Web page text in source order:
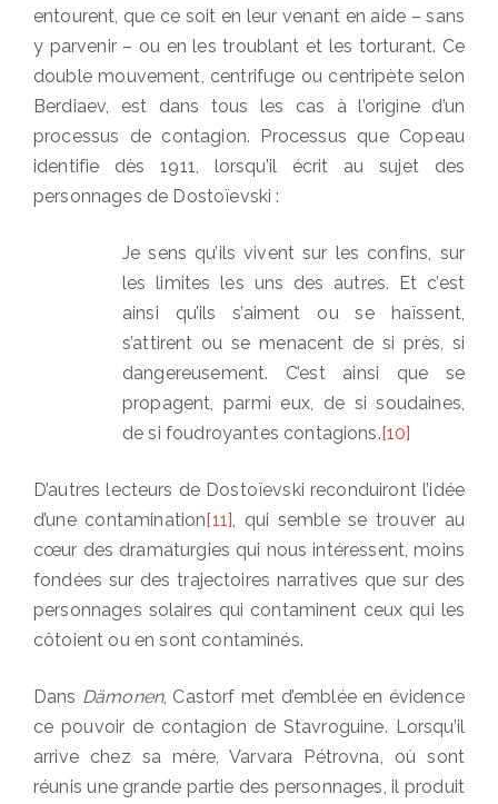
entourent, que ce soit en leur venant en aide – sans
y parvenir – ou en les troublant et les torturant. Ce
double mouvement, centrifuge ou centripète selon
Berdiaev, est dans tous les cas à l’origine d’un
processus de contagion. Processus que Copeau
identifie dès 1911, lorsqu’il écrit au sujet des
personnages de Dostoïevski :
Je sens qu’ils vivent sur les confins, sur
les limites les uns des autres. Et c’est
ainsi qu’ils s’aiment ou se haïssent,
s’attirent ou se menacent de si près, si
dangereusement. C’est ainsi que se
propagent, parmi eux, de si soudaines,
de si foudroyantes contagions.[10]
D’autres lecteurs de Dostoïevski reconduiront l’idée
d’une contamination[11] , qui semble se trouver au
cœur des dramaturgies qui nous intéressent, moins
fondées sur des trajectoires narratives que sur des
personnages solaires qui contaminent ceux qui les
côtoient ou en sont contaminés.
Dans Dämonen, Castorf met d’emblée en évidence
ce pouvoir de contagion de Stavroguine. Lorsqu’il
arrive chez sa mère, Varvara Pétrovna, où sont
réunis une grande partie des personnages, il produit